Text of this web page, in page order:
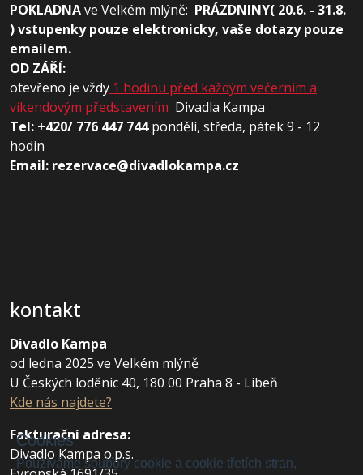
POKLADNAve Velkém mlýně: PRÁZDNINY( 20.6. - 31.8.
) vstupenky pouze elektronicky, vaše dotazy pouze
emailem.
OD ZÁŘÍ:
otevřeno je vždy 1 hodinu před každým večerním a
víkendovým představením Divadla Kampa
Tel: +420/ 776 447 744pondělí, středa, pátek 9 - 12
hodin
Email: rezervace@divadlokampa.cz
kontakt
Divadlo Kampa
od ledna 2025 ve Velkém mlýně
U Českých loděnic 40, 180 00 Praha 8 - Libeň
Kde nás najdete?
Fakturační adresa:
Divadlo Kampa o.p.s.
Cookies
Používáme soubory cookie a cookie třetích stran,